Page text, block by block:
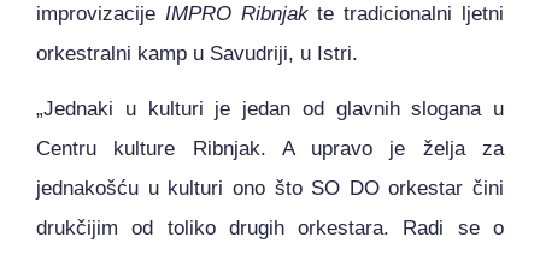
improvizacije IMPRO Ribnjakte tradicionalni ljetni
orkestralni kamp u Savudriji, u Istri.
„Jednaki u kulturi je jedan od glavnih slogana u
Centru kulture Ribnjak. A upravo je želja za
jednakošću u kulturi ono što SO DO orkestar čini
drukčijim od toliko drugih orkestara. Radi se o